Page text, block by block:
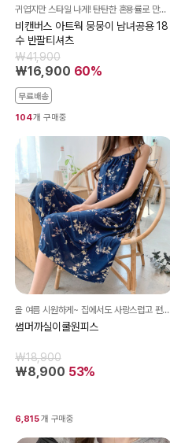
귀엽지만 스타일 나게! 탄탄한 혼용률로 만들어진 프리미엄 티셔츠
비캔버스 아트웍 뭉뭉이 남녀공용 18
수 반팔티셔츠
₩41,900
₩16,900 60%
무료배송
104개 구매중
올 여름 시원하게~ 집에서도 사랑스럽고 편하게 입자구요~ 까실까실 너무 시원해!
썸머까실이쿨원피스
₩18,900
₩8,900 53%
6,815개 구매중